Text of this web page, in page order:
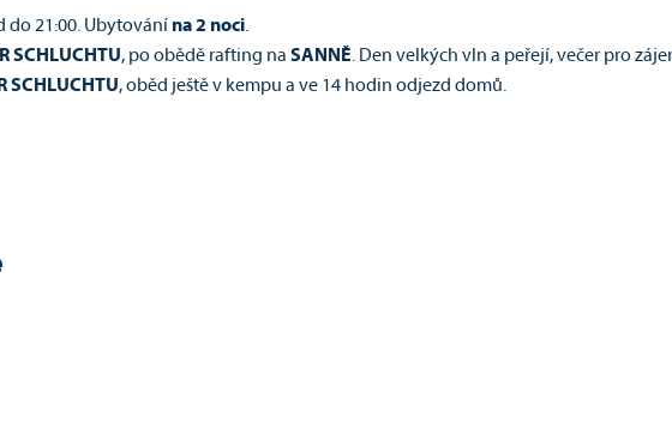
do 21:00. Ubytování na 2 noci.
SCHLUCHTU, po obědě rafting na SANNĚ. Den velkých vln a peřejí, večer pro
SCHLUCHTU, oběd ještě v kempu a ve 14 hodin odjezd domů.